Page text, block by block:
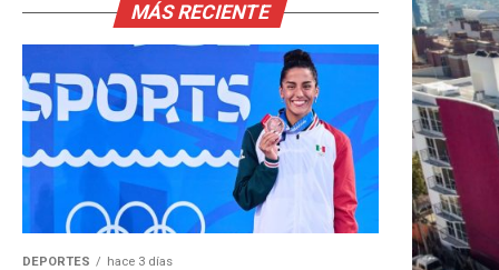
MÁS RECIENTE
DEPORTES hace 3 días